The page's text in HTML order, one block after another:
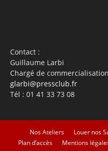
Contact :
Guillaume Larbi
Chargé de commercialisation
glarbi@pressclub.fr
Tél : 01 41 33 73 08
Nos Ateliers Louer nos
Plan d’accès
Mentions